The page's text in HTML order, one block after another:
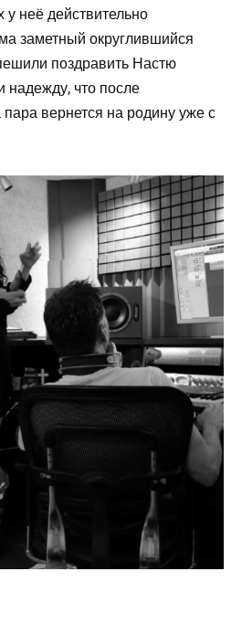
у неё действительно
заметный округлившийся
поздравить Настю
надежду, что после
вернется на родину уже с